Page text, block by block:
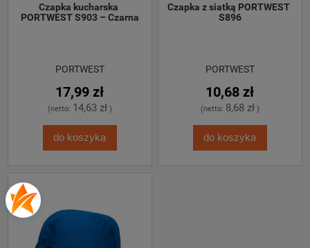
Czapka kucharska
PORTWEST S903 – Czarna
PORTWEST
17,99 zł
(netto: 14,63 zł)
do koszyka
Czapka z siatką PORTWEST
S896
PORTWEST
10,68 zł
(netto: 8,68 zł)
do koszyka